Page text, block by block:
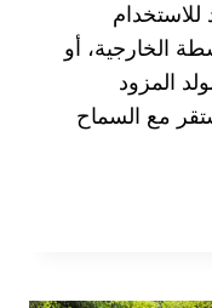
الخارجية، أو
المزود
مع السماح